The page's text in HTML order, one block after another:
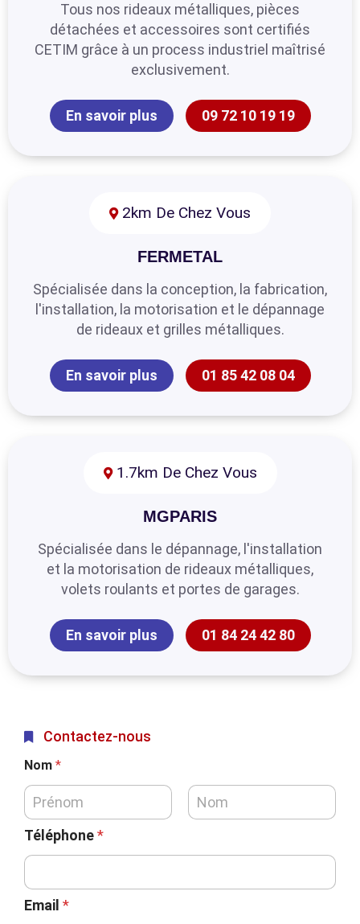
Tous nos rideaux métalliques, pièces
détachées et accessoires sont certifiés
CETIM grâce à un process industriel maîtrisé
exclusivement.
En savoir plus 09 72 10 19 19
2km De Chez Vous
FERMETAL
Spécialisée dans la conception, la fabrication,
l'installation, la motorisation et le dépannage
de rideaux et grilles métalliques.
En savoir plus 01 85 42 08 04
1.7km De Chez Vous
MGPARIS
Spécialisée dans le dépannage, l'installation
et la motorisation de rideaux métalliques,
volets roulants et portes de garages.
En savoir plus 01 84 24 42 80
Contactez-nous
Nom *
Téléphone*
Email *